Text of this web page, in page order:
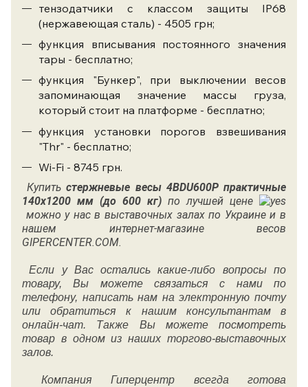
тензодатчики с классом защиты IP68
(нержавеющая сталь) - 4505 грн;
функция вписывания постоянного значения
тары - бесплатно;
функция "Бункер", при выключении весов
запоминающая значение массы груза,
который стоит на платформе - бесплатно;
функция установки порогов взвешивания
"Thr" - бесплатно;
Wi-Fi - 8745 грн.
Купитьстержневые весы 4BDU600Р практичные
140х1200 мм (до 600 кг) по лучшей цене
можно у нас в выставочных залах по Украине и в
нашем интернет-магазине весов
GIPERCENTER.COM.
Если у Вас остались какие-либо вопросы по
товару, Вы можете связаться с нами по
телефону, написать нам на электронную почту
или обратиться к нашим консультантам в
онлайн-чат. Также Вы можете посмотреть
товар в одном из наших торгово-выставочных
залов.
Компания Гиперцентр всегда готова